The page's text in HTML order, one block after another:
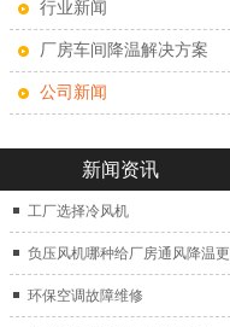
行业新闻
厂房车间降温解决方案
公司新闻
新闻资讯
工厂选择冷风机
负压风机哪种给厂房通风降温更
好？
环保空调故障维修